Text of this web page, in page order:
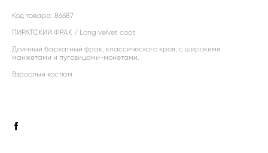
Код товара: 86687
ПИРАТСКИЙ ФРАК / Long velvet coat
Длинный бархатный фрак, классического кроя, с широкими
манжетами и пуговицами-монетами.
Взрослый костюм